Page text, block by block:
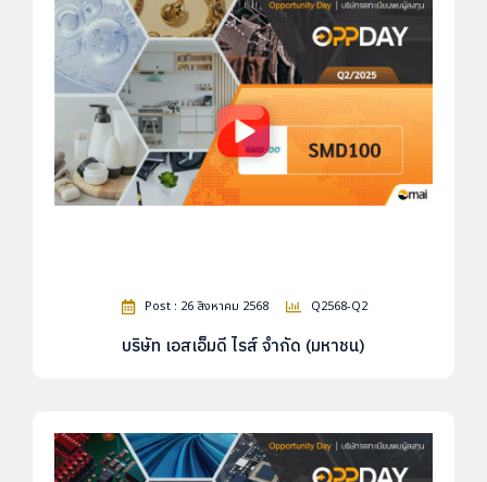
Post : 26 สิงหาคม 2568 Q2568-Q2
บริษัท เอสเอ็มดี ไรส์ จำกัด (มหาชน)